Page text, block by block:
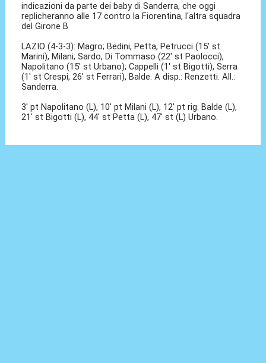
indicazioni da parte dei baby di Sanderra, che oggi
replicheranno alle 17 contro la Fiorentina, l'altra squadra
del Girone B
LAZIO (4-3-3): Magro; Bedini, Petta, Petrucci (15' st
Marini), Milani; Sardo, Di Tommaso (22' st Paolocci),
Napolitano (15' st Urbano); Cappelli (1' st Bigotti), Serra
(1' st Crespi, 26' st Ferrari), Balde. A disp.: Renzetti. All.:
Sanderra.
3' pt Napolitano (L), 10' pt Milani (L), 12' pt rig. Balde (L),
21' st Bigotti (L), 44' st Petta (L), 47' st (L) Urbano.